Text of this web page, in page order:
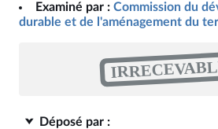
Examiné par : Commission du
durable et de l'aménagement du
Déposé par :